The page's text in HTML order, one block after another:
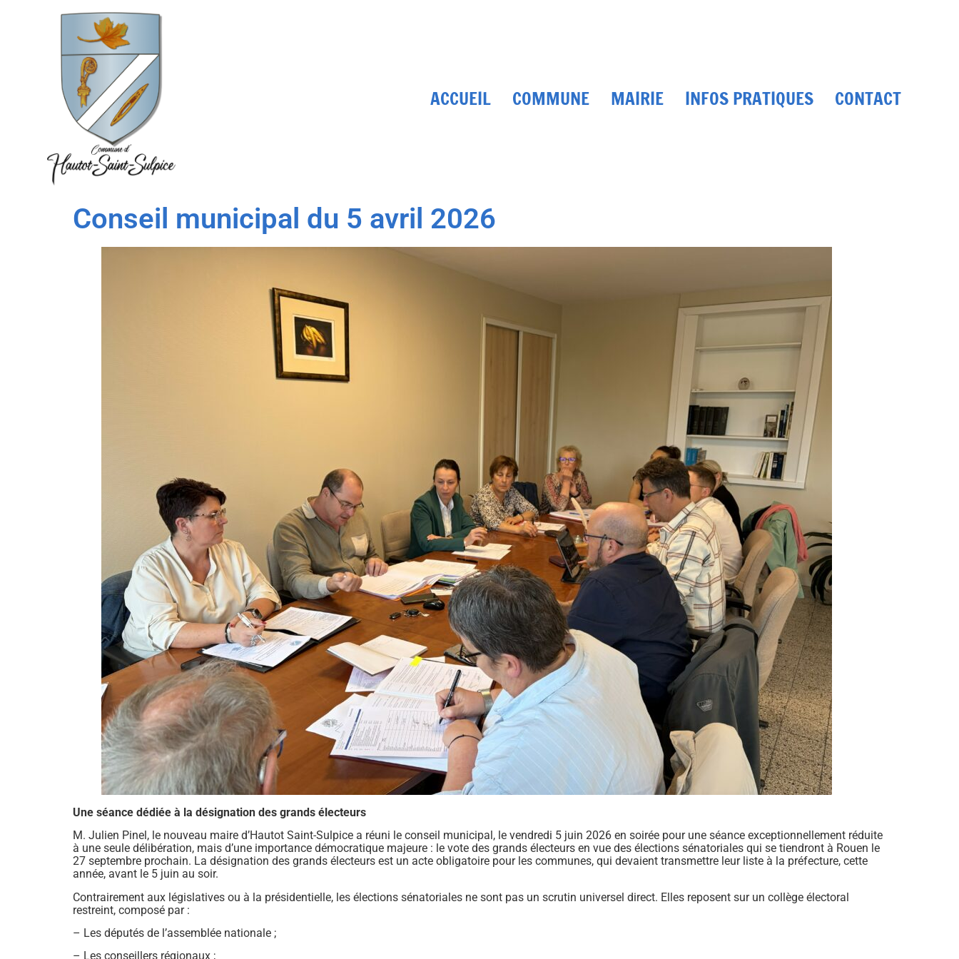
ACCUEIL COMMUNE MAIRIE INFOS PRATIQUES CONTACT
Conseil municipal du 5 avril 2026
Une séance dédiée à la désignation des grands électeurs
M. Julien Pinel, le nouveau maire d’Hautot Saint-Sulpice a réuni le conseil municipal, le vendredi 5 juin 2026 en soirée pour une séance exceptionnellement réduite
à une seule délibération, mais d’une importance démocratique majeure : le vote des grands électeurs en vue des élections sénatoriales qui se tiendront à Rouen le
27 septembre prochain. La désignation des grands électeurs est un acte obligatoire pour les communes, qui devaient transmettre leur liste à la préfecture, cette
année, avant le 5 juin au soir.
Contrairement aux législatives ou à la présidentielle, les élections sénatoriales ne sont pas un scrutin universel direct. Elles reposent sur un collège électoral
restreint, composé par :
– Les députés de l’assemblée nationale ;
– Les conseillers régionaux ;